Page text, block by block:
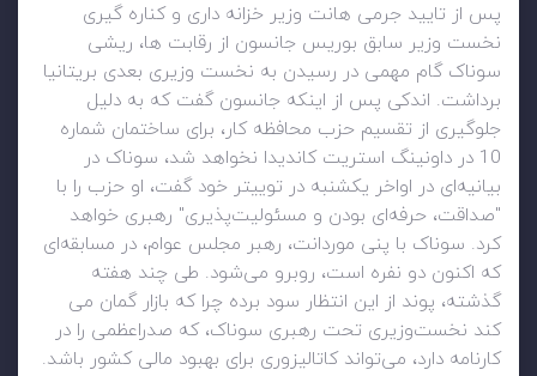
پس از تایید جرمی هانت وزیر خزانه داری و کناره گیری
نخست وزیر سابق بوریس جانسون از رقابت ها، ریشی
سوناک گام مهمی در رسیدن به نخست وزیری بعدی بریتانیا
برداشت. اندکی پس از اینکه جانسون گفت که به دلیل
جلوگیری از تقسیم حزب محافظه کار، برای ساختمان شماره
10 در داونینگ استریت کاندیدا نخواهد شد، سوناک در
بیانیه‌ای در اواخر یکشنبه در توییتر خود گفت، او حزب را با
"صداقت، حرفه‌ای بودن و مسئولیت‌پذیری" رهبری خواهد
کرد. سوناک با پنی موردانت، رهبر مجلس عوام، در مسابقه‌ای
که اکنون دو نفره است، روبرو می‌شود. طی چند هفته
گذشته، پوند از این انتظار سود برده چرا که بازار گمان می
کند نخست‌وزیری تحت رهبری سوناک، که صدراعظمی را در
کارنامه دارد، می‌تواند کاتالیزوری برای بهبود مالی کشور باشد.